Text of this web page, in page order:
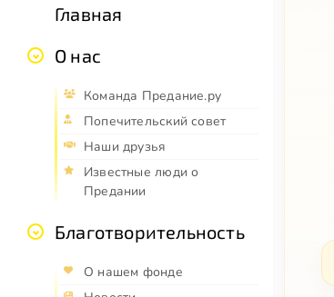
Главная
О нас
Команда Предание.ру
Попечительский совет
Наши друзья
Известные люди о
Предании
Благотворительность
О нашем фонде